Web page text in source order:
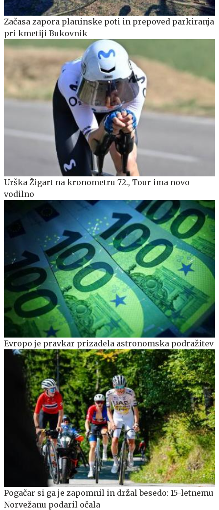
Začasa zapora planinske poti in prepoved parkiranja
pri kmetiji Bukovnik
Urška Žigart na kronometru 72., Tour ima novo
vodilno
Evropo je pravkar prizadela astronomska podražitev
Pogačar si ga je zapomnil in držal besedo: 15-letnemu
Norvežanu podaril očala